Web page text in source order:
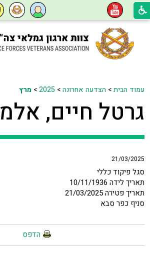
עמוד הבית> הצדעה אחרונה>
2025
>מרץ
גרטל חיים, אלמ
21/03/2025
סגל פיקוד כללי
תאריך לידה 10/11/1936
תאריך פטירה 21/03/2025
סניף כפר סבא
הדפס